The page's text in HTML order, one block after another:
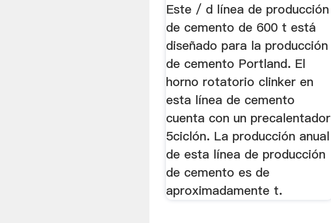
Este / d línea de producción
de cemento de 600 t está
diseñado para la producción
de cemento Portland. El
horno rotatorio clinker en
esta línea de cemento
cuenta con un precalentador
5ciclón. La producción anual
de esta línea de producción
de cemento es de
aproximadamente t.